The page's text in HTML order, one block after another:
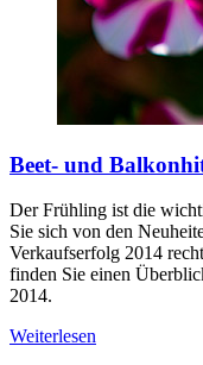
Beet- und
Der Frühling ist die
Sie sich von den
Verkaufserfolg 2014
finden Sie einen
2014.
Weiterlesen